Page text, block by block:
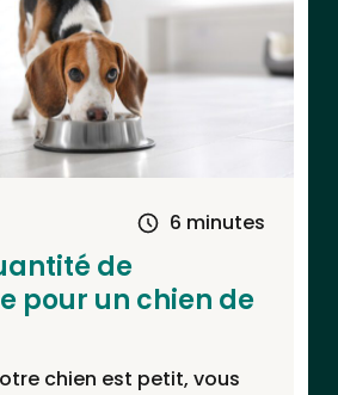
6 minutes
de
pour un chien de
chien est petit, vous